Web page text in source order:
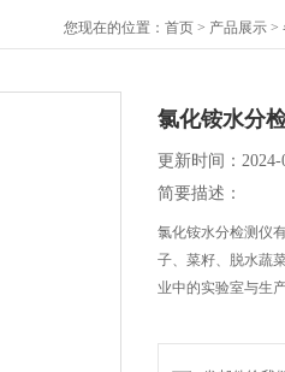
您现在的位置： 首页 > 产品展示 >
氯化铵水分
更新时间：2024-
简要描述：
氯化铵水分检测仪
子、菜籽、脱水蔬
业中的实验室与生